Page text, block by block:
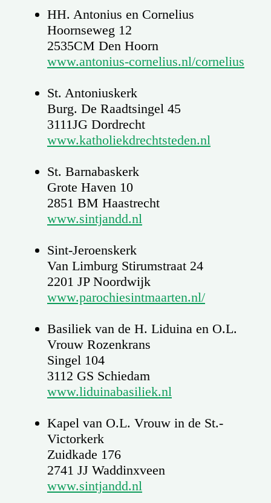
HH. Antonius en Cornelius
Hoornseweg 12
2535CM Den Hoorn
www.antonius-cornelius.nl/cornelius
St. Antoniuskerk
Burg. De Raadtsingel 45
3111JG Dordrecht
www.katholiekdrechtsteden.nl
St. Barnabaskerk
Grote Haven 10
2851 BM Haastrecht
www.sintjandd.nl
Sint-Jeroenskerk
Van Limburg Stirumstraat 24
2201 JP Noordwijk
www.parochiesintmaarten.nl/
Basiliek van de H. Liduina en O.L.
Vrouw Rozenkrans
Singel 104
3112 GS Schiedam
www.liduinabasiliek.nl
Kapel van O.L. Vrouw in de St.-
Victorkerk
Zuidkade 176
2741 JJ Waddinxveen
www.sintjandd.nl